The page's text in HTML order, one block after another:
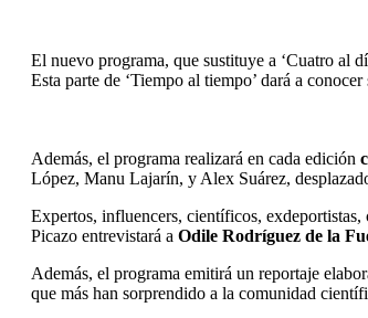
El nuevo programa, que sustituye a ‘Cuatro al
Esta parte de ‘Tiempo al tiempo’ dará a
Además, el programa realizará en cada edición
López, Manu Lajarín, y Alex Suárez,
Expertos, influencers, científicos,
Picazo entrevistará a Odile Rodríguez de la
Además, el programa emitirá un reportaje
que más han sorprendido a la comunidad